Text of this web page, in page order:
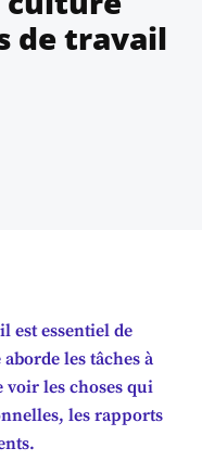
de travail
est essentiel de
les tâches à
voir les choses qui
les rapports